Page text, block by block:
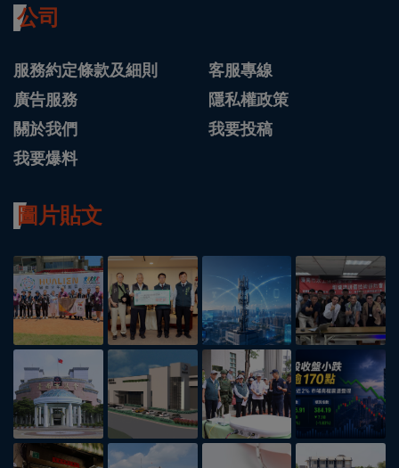
公司
服務約定條款及細則
客服專線
廣告服務
隱私權政策
關於我們
我要投稿
我要爆料
圖片貼文